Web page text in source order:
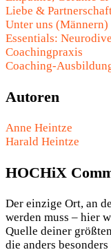
Liebe &
Unter uns (Männern)
Essentials:
Coachingpraxis
Coaching-
Autoren
Anne Heintze
Harald Heintze
HOCHiX
Der einzige Ort, an
werden muss – hier
Quelle deiner
die anders besonders